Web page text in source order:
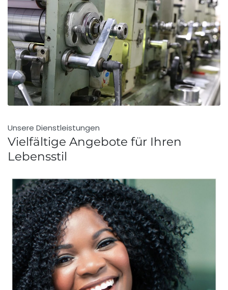
Unsere Dienstleistungen
Vielfältige Angebote für Ihren
Lebensstil